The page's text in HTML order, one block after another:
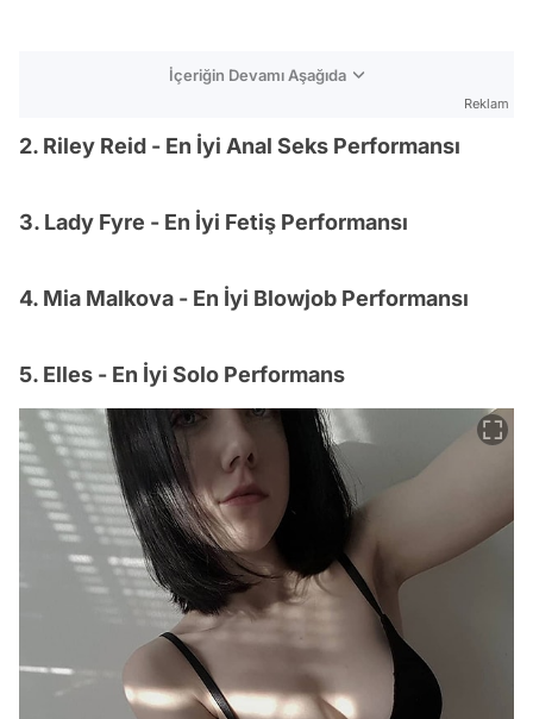
İçeriğin Devamı Aşağıda
Reklam
2. Riley Reid - En İyi Anal Seks Performansı
3. Lady Fyre - En İyi Fetiş Performansı
4. Mia Malkova - En İyi Blowjob Performansı
5. Elles - En İyi Solo Performans